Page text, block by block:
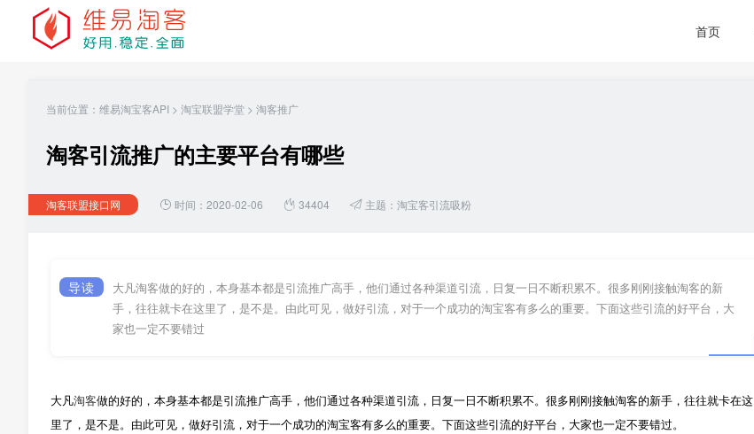
首页
当前位置： 维易淘宝客API > 淘宝联盟学堂 > 淘客推广
淘客引流推广的主要平台有哪些
淘客联盟接口网 时间：2020-02-06 34404 主题： 淘宝客引流吸粉
导读
大凡淘客做的好的，本身基本都是引流推广高手，他们通过各种渠道引流，日复一日不断积累不。很多刚刚接触淘客的新
手，往往就卡在这里了，是不是。由此可见，做好引流，对于一个成功的淘宝客有多么的重要。下面这些引流的好平台，大
家也一定不要错过
大凡淘客做的好的，本身基本都是引流推广高手，他们通过各种渠道引流，日复一日不断积累不。很多刚刚接触淘客的新手，往往就卡在这
里了，是不是。由此可见，做好引流，对于一个成功的淘宝客有多么的重要。下面这些引流的好平台，大家也一定不要错过。